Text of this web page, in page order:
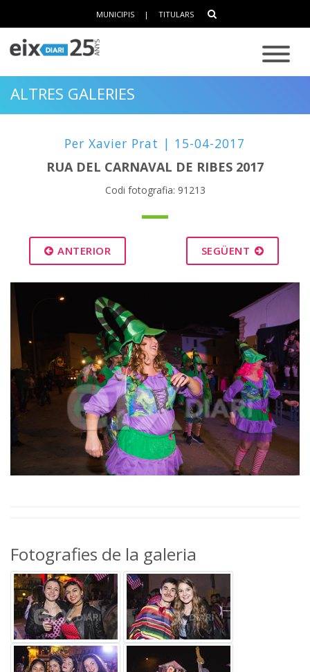
MUNICIPIS | TITULARS
ALTRES GALERIES
Per Xavier Prat | 15-04-2017
RUA DEL CARNAVAL DE RIBES 2017
Codi fotografia: 91213
ANTERIOR SEGÜENT
Fotografies de la galeria